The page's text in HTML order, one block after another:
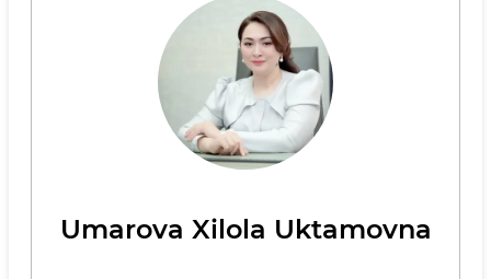
Umarova Xilola Uktamovna